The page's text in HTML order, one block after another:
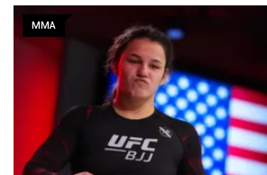
MMA